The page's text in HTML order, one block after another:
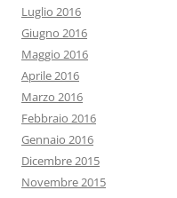
Luglio 2016
Giugno 2016
Maggio 2016
Aprile 2016
Marzo 2016
Febbraio 2016
Gennaio 2016
Dicembre 2015
Novembre 2015